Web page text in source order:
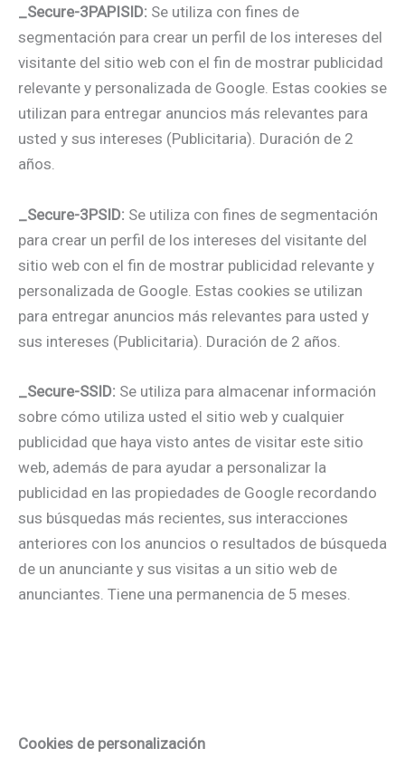
_Secure-3PAPISID: Se utiliza con fines de
segmentación para crear un perfil de los intereses del
visitante del sitio web con el fin de mostrar publicidad
relevante y personalizada de Google. Estas cookies se
utilizan para entregar anuncios más relevantes para
usted y sus intereses (Publicitaria). Duración de 2
años.
_Secure-3PSID: Se utiliza con fines de segmentación
para crear un perfil de los intereses del visitante del
sitio web con el fin de mostrar publicidad relevante y
personalizada de Google. Estas cookies se utilizan
para entregar anuncios más relevantes para usted y
sus intereses (Publicitaria). Duración de 2 años.
_Secure-SSID: Se utiliza para almacenar información
sobre cómo utiliza usted el sitio web y cualquier
publicidad que haya visto antes de visitar este sitio
web, además de para ayudar a personalizar la
publicidad en las propiedades de Google recordando
sus búsquedas más recientes, sus interacciones
anteriores con los anuncios o resultados de búsqueda
de un anunciante y sus visitas a un sitio web de
anunciantes. Tiene una permanencia de 5 meses.
Cookies de personalización